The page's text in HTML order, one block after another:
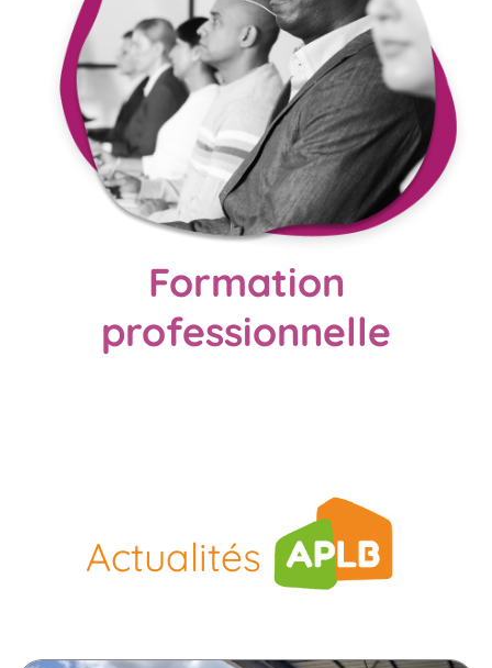
Formation
professionnelle
Actualités